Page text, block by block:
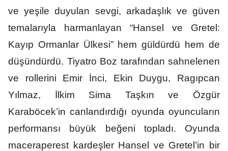
ve yeşile duyulan sevgi, arkadaşlık ve güven
temalarıyla harmanlayan “Hansel ve Gretel:
Kayıp Ormanlar Ülkesi” hem güldürdü hem de
düşündürdü. Tiyatro Boz tarafından sahnelenen
ve rollerini Emir İnci, Ekin Duygu, Ragıpcan
Yılmaz, İlkim Sima Taşkın ve Özgür
Karaböcek’in canlandırdığı oyunda oyuncuların
performansı büyük beğeni topladı. Oyunda
maceraperest kardeşler Hansel ve Gretel’in bir